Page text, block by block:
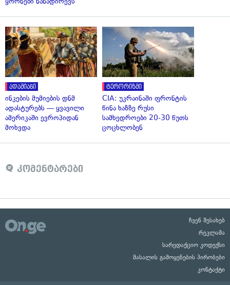
ადამიანი
ინკების მუმიების დნმ
ადასტურებს — ყვავილი
ამერიკაში ევროპიდან
მოხვდა
ტერორიზმი
CIA: უკრაინაში ფრონტის
წინა ხაზზე რუსი
სამხედროები 20-30 წუთს
ცოცხლობენ
კომენტარები
ჩვენ შესახებ
რეკლამა
სარედაქციო კოდექსი
მასალის გამოყენების პირობები
კონტაქტი